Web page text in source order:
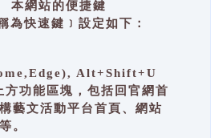
本網站的便捷鍵
為快速鍵﹞設定如下：
Alt+Shift+U
功能區塊，包括回官網首
藝文活動平台首頁、網站
。